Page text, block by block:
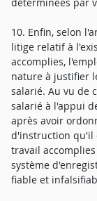
10. Enfin, selon
litige relatif à
accomplies,
nature à justifier
salarié. Au vu de
salarié à l'appui
après avoir
d'instruction qu'il
travail
système
fiable et